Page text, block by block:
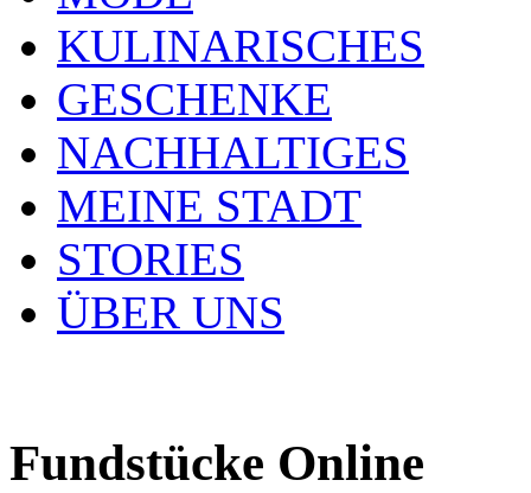
KULINARISCHES
GESCHENKE
NACHHALTIGES
MEINE STADT
STORIES
ÜBER UNS
Fundstücke Online